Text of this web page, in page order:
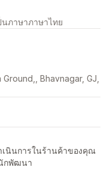
ภาษาภาษาไทย
Bhavnagar, GJ,
เนินการในร้านค้าของคุณ
กพัฒนา